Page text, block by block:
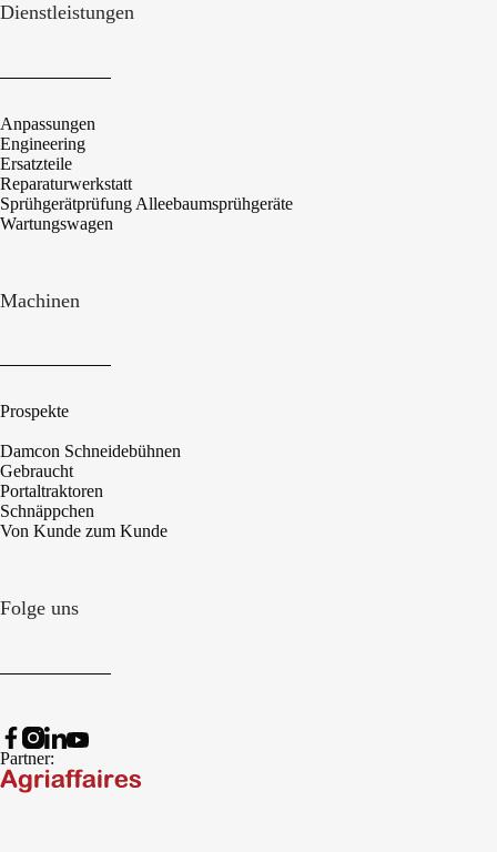
Dienstleistungen
Anpassungen
Engineering
Ersatzteile
Reparaturwerkstatt
Sprühgerätprüfung Alleebaumsprühgeräte
Wartungswagen
Machinen
Prospekte
Damcon Schneidebühnen
Gebraucht
Portaltraktoren
Schnäppchen
Von Kunde zum Kunde
Folge uns
Partner: